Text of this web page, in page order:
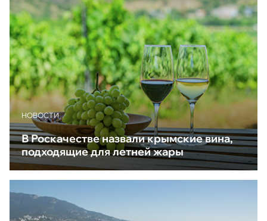
НОВОСТИ
В Роскачестве назвали крымские вина,
подходящие для летней жары